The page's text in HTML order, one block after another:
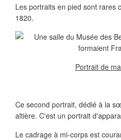
Les portraits en pied sont rares
1820.
Portrait de
Ce second portrait, dédié à la
altière. C'est un portrait
Le cadrage à mi-corps est